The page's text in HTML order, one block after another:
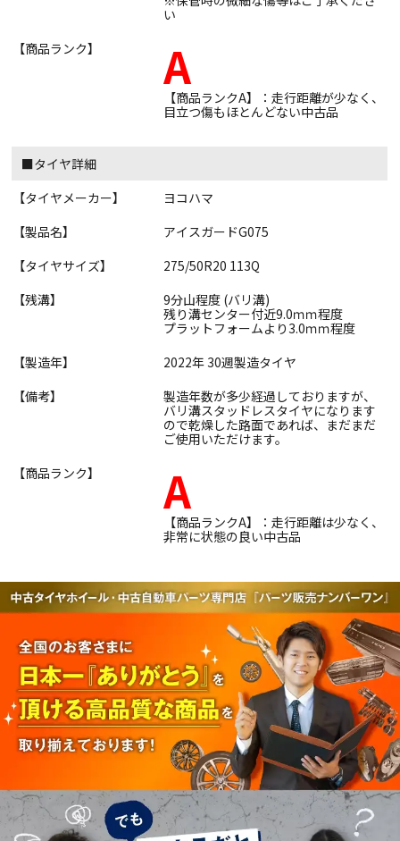
い
【商品ランク】
A
【商品ランクA】：走行距離が少なく、
目立つ傷もほとんどない中古品
■タイヤ詳細
【タイヤメーカー】
ヨコハマ
【製品名】
アイスガードG075
【タイヤサイズ】
275/50R20 113Q
【残溝】
9分山程度 (バリ溝)
残り溝センター付近9.0ｍｍ程度
プラットフォームより3.0ｍｍ程度
【製造年】
2022年 30週製造タイヤ
【備考】
製造年数が多少経過しておりますが、
バリ溝スタッドレスタイヤになります
ので乾燥した路面であれば、まだまだ
ご使用いただけます。
【商品ランク】
A
【商品ランクA】：走行距離は少なく、
非常に状態の良い中古品